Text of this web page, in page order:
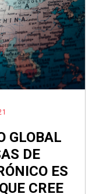
GLOBAL
DE
ES
CREE